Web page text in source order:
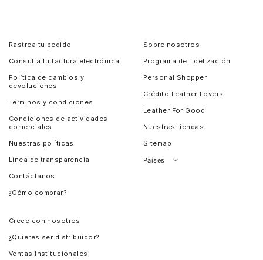
Rastrea tu pedido
Consulta tu factura electrónica
Política de cambios y
devoluciones
Términos y condiciones
Condiciones de actividades
comerciales
Nuestras políticas
Línea de transparencia
Contáctanos
¿Cómo comprar?
Sobre nosotros
Programa de fidelización
Personal Shopper
Crédito Leather Lovers
Leather For Good
Nuestras tiendas
Sitemap
Países
Crece con nosotros
¿Quieres ser distribuidor?
Ventas Institucionales